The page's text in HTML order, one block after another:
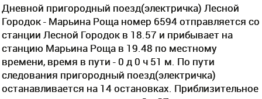
Дневной пригородный поезд(электричка) Лесной
Городок - Марьина Роща номер 6594 отправляется со
станции Лесной Городок в 18.57 и прибывает на
станцию Марьина Роща в 19.48 по местному
времени, время в пути - 0 д 0 ч 51 м. По пути
следования пригородный поезд(электричка)
останавливается на 14 остановках. Приблизительное